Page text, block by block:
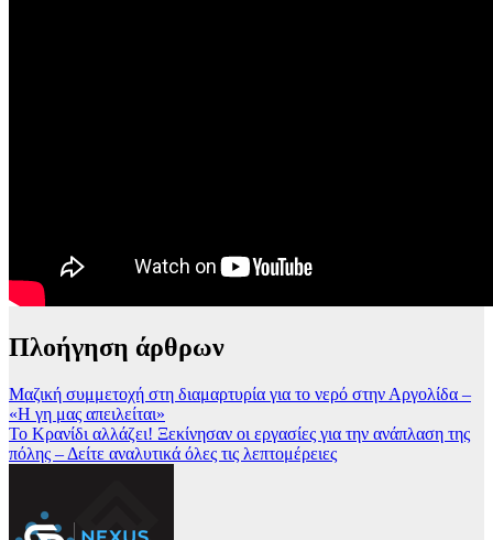
Πλοήγηση άρθρων
Mαζική συμμετοχή στη διαμαρτυρία για το νερό στην Αργολίδα –
«Η γη μας απειλείται»
Το Κρανίδι αλλάζει! Ξεκίνησαν οι εργασίες για την ανάπλαση της
πόλης – Δείτε αναλυτικά όλες τις λεπτομέρειες